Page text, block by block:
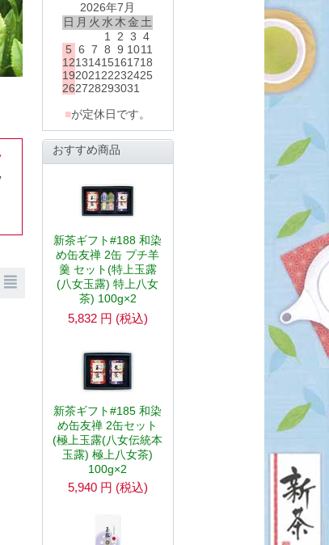
2026年7月
日 月 火 水 木 金 土
1
2 3 4
5 6 7 8 9 1011
12131415161718
192021 22232425
262728293031
■が定休日です。
おすすめ商品
新茶ギフト#188 和染
め缶友禅 2缶 プチ羊
羹 セット(特上玉露
(八女玉露) 特上八女
茶) 100g×2
5,832 円 (税込)
新茶ギフト#185 和染
め缶友禅 2缶セット
(極上玉露(八女伝統本
玉露) 極上八女茶)
100g×2
5,940 円 (税込)